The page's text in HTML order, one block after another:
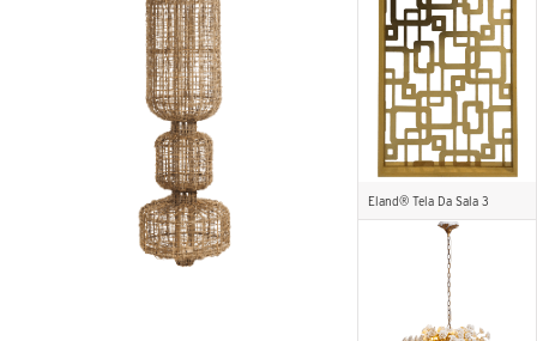
Eland® Tela Da Sala 3